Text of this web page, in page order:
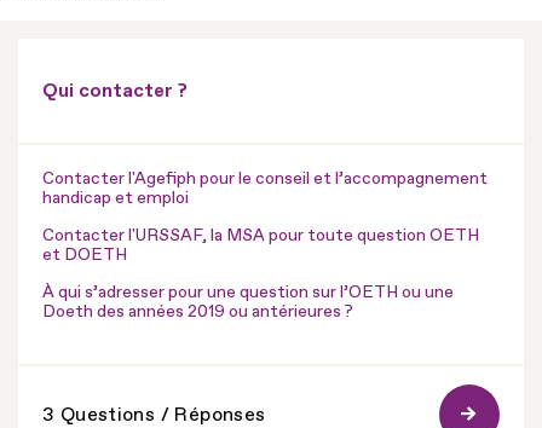
Qui contacter ?
Contacter l'Agefiph pour le conseil et l’accompagnement
handicap et emploi
Contacter l'URSSAF, la MSA pour toute question OETH
et DOETH
À qui s’adresser pour une question sur l’OETH ou une
Doeth des années 2019 ou antérieures ?
3 Questions / Réponses